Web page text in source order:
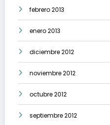
febrero 2013
enero 2013
diciembre 2012
noviembre 2012
octubre 2012
septiembre 2012